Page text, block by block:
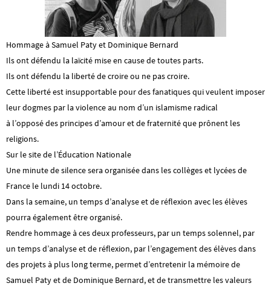
Hommage à Samuel Paty et Dominique Bernard
Ils ont défendu la laïcité mise en cause de toutes parts.
Ils ont défendu la liberté de croire ou ne pas croire.
Cette liberté est insupportable pour des fanatiques qui veulent imposer
leur dogmes par la violence au nom d’un islamisme radical
à l’opposé des principes d’amour et de fraternité que prônent les
religions.
Sur le site de l’Éducation Nationale
Une minute de silence sera organisée dans les collèges et lycées de
France le lundi 14 octobre.
Dans la semaine, un temps d’analyse et de réflexion avec les élèves
pourra également être organisé.
Rendre hommage à ces deux professeurs, par un temps solennel, par
un temps d’analyse et de réflexion, par l’engagement des élèves dans
des projets à plus long terme, permet d’entretenir la mémoire de
Samuel Paty et de Dominique Bernard, et de transmettre les valeurs